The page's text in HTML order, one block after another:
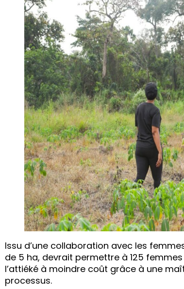
Issu d’une collaboration avec les
de 5 ha, devrait permettre à 125
l’attiéké à moindre coût grâce à une
processus.